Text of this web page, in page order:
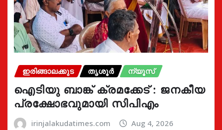
ഇരിങ്ങാലക്കുട തൃശൂർ ന്യൂസ്
ഐടിയു ബാങ്ക് ക്രമക്കേട് : ജനകീയ
പ്രക്ഷോഭവുമായി സിപിഎം
irinjalakudatimes.com Aug 4, 2026